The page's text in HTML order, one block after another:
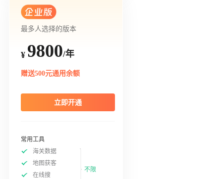
最多人选择的版本
¥ 9800/年
赠送500元通用余额
立即开通
常用工具
海关数据
地图获客
在线搜
不限